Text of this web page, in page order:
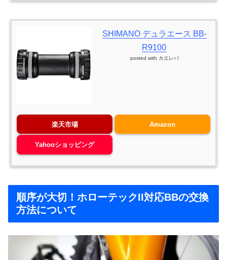
SHIMANO デュラエース BB-
R9100
posted with カエレバ
楽天市場 Amazon
Yahooショッピング
順序が大切！ホローテックII対応BBの交換
方法について